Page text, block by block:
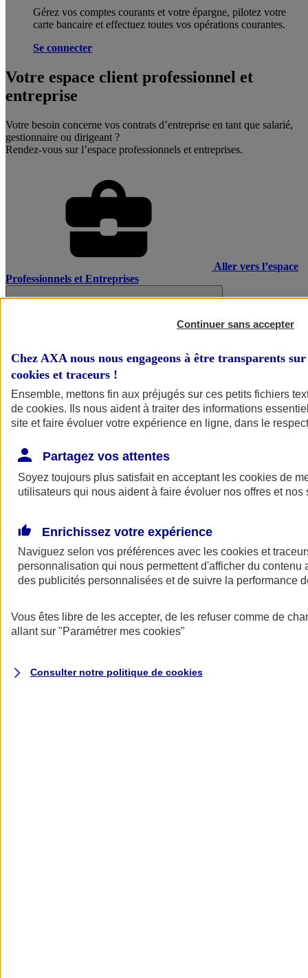
Gérez vos comptes courants et votre épargne, pilotez votre
carte bancaire et effectuez toutes vos opérations courantes.
Se connecter
Votre espace client professionnel et
entreprise
Votre besoin concerne vos contrats d’entreprise en tant que salarié,
gestionnaire ou dirigeant ?
Rendez-vous sur l’espace professionnels et entreprises.
Aller vers l’espace
Professionnels et Entreprises
AXA Assurance
Continuer sans accepter
Chez AXA nous nous engageons à être transparents
cookies et traceurs !
Ensemble, mettons fin aux préjugés sur ces petits fichiers
de cookies. Ils nous aident à traiter des informations
site et faire évoluer votre expérience en ligne, dans le
Partagez vos attentes
Soyez toujours plus satisfait en acceptant les cookies de
utilisateurs qui nous aident à faire évoluer nos offres et nos
Enrichissez votre expérience
Naviguez selon vos préférences avec les cookies et
personnalisation qui nous permettent d'afficher du contenu
des publicités personnalisées et de suivre la performance
Vous êtes libre de les accepter, de les refuser comme de
allant sur "Paramétrer mes cookies"
Consulter notre politique de cookies